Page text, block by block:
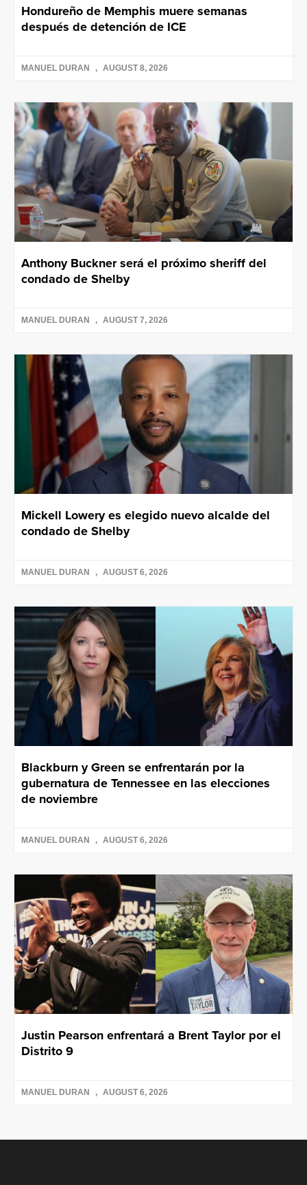
Hondureño de Memphis muere semanas
después de detención de ICE
MANUEL DURAN AUGUST 8, 2026
Anthony Buckner será el próximo sheriff del
condado de Shelby
MANUEL DURAN AUGUST 7, 2026
Mickell Lowery es elegido nuevo alcalde del
condado de Shelby
MANUEL DURAN AUGUST 6, 2026
Blackburn y Green se enfrentarán por la
gubernatura de Tennessee en las elecciones
de noviembre
MANUEL DURAN AUGUST 6, 2026
Justin Pearson enfrentará a Brent Taylor por el
Distrito 9
MANUEL DURAN AUGUST 6, 2026